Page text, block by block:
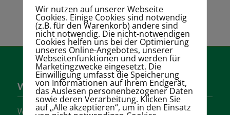
Wer sind wir?
Wir sind einer der größten Tennisvereine
Wir nutzen auf unserer Webseite
Cookies. Einige Cookies sind notwendig
(z.B. für den Warenkorb) andere sind
nicht notwendig. Die nicht-notwendigen
Cookies helfen uns bei der Optimierung
unseres Online-Angebotes, unserer
Webseitenfunktionen und werden für
Marketingzwecke eingesetzt. Die
Einwilligung umfasst die Speicherung
von Informationen auf Ihrem Endgerät,
das Auslesen personenbezogener Daten
sowie deren Verarbeitung. Klicken Sie
auf „Alle akzeptieren“, um in den Einsatz